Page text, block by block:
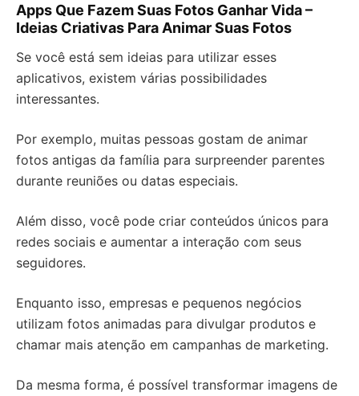
Apps Que Fazem Suas Fotos Ganhar Vida –
Ideias Criativas Para Animar Suas Fotos
Se você está sem ideias para utilizar esses
aplicativos, existem várias possibilidades
interessantes.
Por exemplo, muitas pessoas gostam de animar
fotos antigas da família para surpreender parentes
durante reuniões ou datas especiais.
Além disso, você pode criar conteúdos únicos para
redes sociais e aumentar a interação com seus
seguidores.
Enquanto isso, empresas e pequenos negócios
utilizam fotos animadas para divulgar produtos e
chamar mais atenção em campanhas de marketing.
Da mesma forma, é possível transformar imagens de